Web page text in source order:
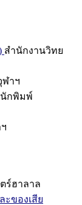
สำนักงานวิทย
าฯ
กพิมพ์
ร์ฮาลาล
ะของเสีย